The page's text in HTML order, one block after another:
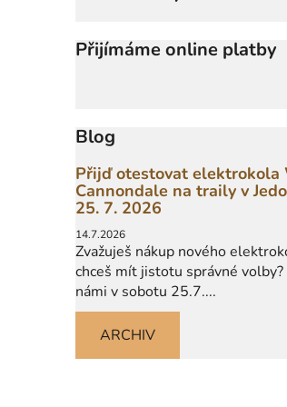
Přijímáme online platby
Blog
Přijď otestovat elektrokola
Cannondale na traily v
25. 7. 2026
14.7.2026
Zvažuješ nákup nového
chceš mít jistotu správné volby?
námi v sobotu 25.7....
ARCHIV